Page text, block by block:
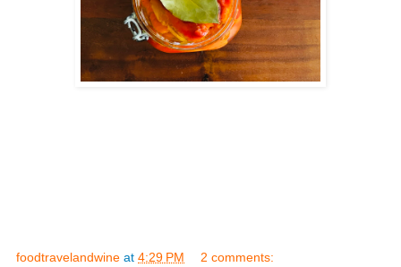
foodtravelandwine at 4:29 PM 2 comments: